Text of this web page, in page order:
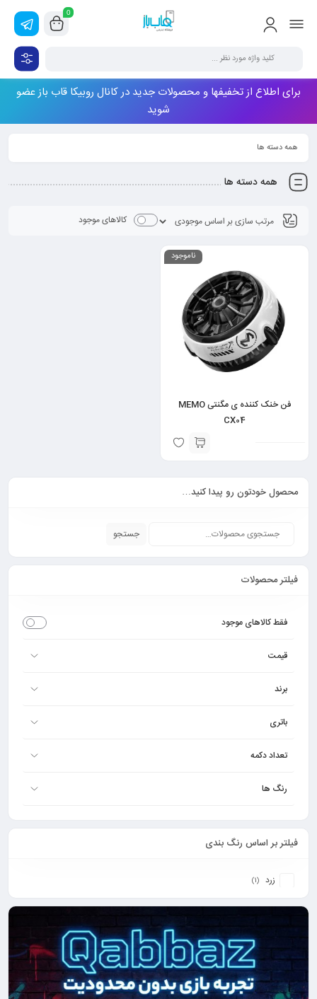
0
برای اطلاع از تخفیفها و محصولات جدید در کانال روبیکا قاب باز عضو
شوید
همه دسته ها
همه دسته ها
کالاهای موجود
ناموجود
فن خنک کننده ی مگنتی MEMO
CX04
محصول خودتون رو پیدا کنید…
جستجو
فیلتر محصولات
فقط کالاهای موجود
قیمت
برند
باتری
تعداد دکمه
رنگ ها
فیلتر بر اساس رنگ بندی
زرد (1)